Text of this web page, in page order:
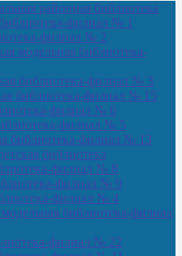
районная библиотека
филиал № 1
филиал № 2
модельная библиотека-
библиотека-филиал № 3
библиотека-филиал № 15
филиал № 6
филиал № 5
библиотека-филиал № 13
библиотека
филиал № 8
филиал № 9
филиал № 4
библиотека-филиал
филиал № 22